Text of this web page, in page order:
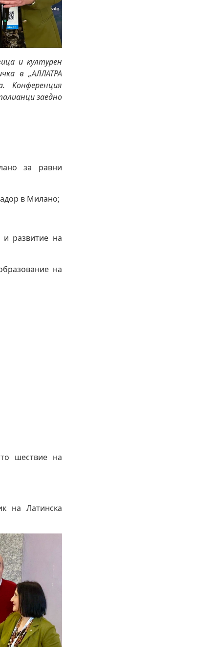
и културен
в „АЛЛАТРА
Конференция
заедно
за равни
в Милано;
развитие на
на
шествие на
на Латинска